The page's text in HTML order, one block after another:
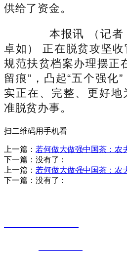
供给了资金。
本报讯 （记者
卓如） 正在脱贫攻坚
规范扶贫档案办理摆正
留痕”，凸起“五个强化
实正在、完整、更好地
准脱贫办事。
扫二维码用手机看
上一篇： 若何做大做强中国茶：农
下一篇：没有了 :
上一篇： 若何做大做强中国茶：农
下一篇：没有了 :